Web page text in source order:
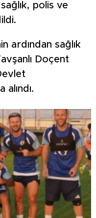
polis ve
ardından sağlık
Doçent
alındı.